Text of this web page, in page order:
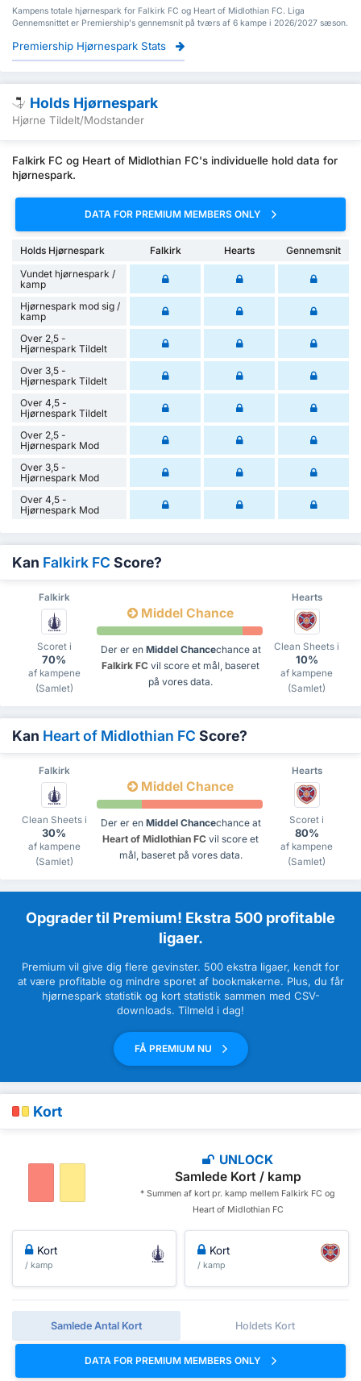
Kampens totale hjørnespark for Falkirk FC og Heart of Midlothian FC. Liga
Gennemsnittet er Premiership's gennemsnit på tværs af 6 kampe i 2026/2027 sæson.
Premiership Hjørnespark Stats
Holds Hjørnespark
Hjørne Tildelt/Modstander
Falkirk FC og Heart of Midlothian FC's individuelle hold data for
hjørnespark.
DATA FOR PREMIUM MEMBERS ONLY
Holds Hjørnespark Falkirk Hearts
Gennemsnit
Vundet hjørnespark /
kamp
Hjørnespark mod sig /
kamp
Over 2,5 -
Hjørnespark Tildelt
Over 3,5 -
Hjørnespark Tildelt
Over 4,5 -
Hjørnespark Tildelt
Over 2,5 -
Hjørnespark Mod
Over 3,5 -
Hjørnespark Mod
Over 4,5 -
Hjørnespark Mod
Kan Falkirk FC Score?
Falkirk Hearts
Scoret i
70%
af kampene
(Samlet)
Middel Chance
Der er en Middel Chancechance at
Falkirk FC vil score et mål, baseret
på vores data.
Clean Sheets i
10%
af kampene
(Samlet)
Kan Heart of Midlothian FC Score?
Falkirk Hearts
Clean Sheets i
30%
af kampene
(Samlet)
Middel Chance
Der er en Middel Chancechance at
Heart of Midlothian FC vil score et
mål, baseret på vores data.
Scoret i
80%
af kampene
(Samlet)
Opgrader til Premium! Ekstra 500 profitable
ligaer.
Premium vil give dig flere gevinster. 500 ekstra ligaer, kendt for
at være profitable og mindre sporet af bookmakerne. Plus, du får
hjørnespark statistik og kort statistik sammen med CSV-
downloads. Tilmeld i dag!
FÅ PREMIUM NU
Kort
UNLOCK
Samlede Kort / kamp
* Summen af ​​kort pr. kamp mellem Falkirk FC og
Heart of Midlothian FC
Kort
/ kamp
Kort
/ kamp
Samlede Antal Kort Holdets Kort
DATA FOR PREMIUM MEMBERS ONLY